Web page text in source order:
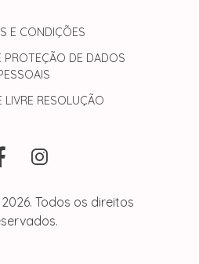
E CONDIÇÕES
PROTEÇÃO DE DADOS
LIVRE RESOLUÇÃO
Todos os direitos